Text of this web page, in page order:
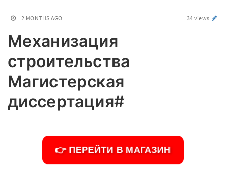
2 MONTHS AGO 34 views
Механизация
строительства
Магистерская
диссертация#
👉 ПЕРЕЙТИ В МАГАЗИН